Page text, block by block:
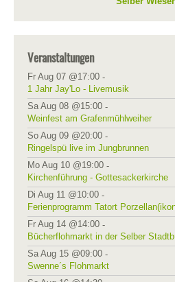
Veranstaltungen
Fr Aug 07 @17:00 -
1 Jahr Jay'Lo - Livemusik
Sa Aug 08 @15:00 -
Weinfest am Grafenmühlweiher
So Aug 09 @20:00 -
Ringelspü live im Jungbrunnen
Mo Aug 10 @19:00 -
Kirchenführung - Gottesackerkirche
Di Aug 11 @10:00 -
Ferienprogramm Tatort
Fr Aug 14 @14:00 -
Bücherflohmarkt in der Selber
Sa Aug 15 @09:00 -
Swenne´s Flohmarkt